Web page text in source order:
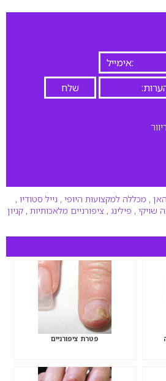
, מכללה למקצועות היופי , נייל סטודיו ,
שויקי , פילינג , ציפורניים מלאכותיות , קניון
פטרת ציפורניים